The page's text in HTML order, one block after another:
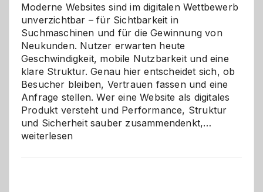
Moderne Websites sind im digitalen Wettbewerb
unverzichtbar – für Sichtbarkeit in
Suchmaschinen und für die Gewinnung von
Neukunden. Nutzer erwarten heute
Geschwindigkeit, mobile Nutzbarkeit und eine
klare Struktur. Genau hier entscheidet sich, ob
Besucher bleiben, Vertrauen fassen und eine
Anfrage stellen. Wer eine Website als digitales
Produkt versteht und Performance, Struktur
und Sicherheit sauber zusammendenkt,…
weiterlesen